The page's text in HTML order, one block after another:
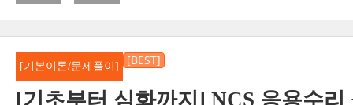
[기본이론/문제풀이] [BEST]
[기초부터 심화까지] NCS 응용수리